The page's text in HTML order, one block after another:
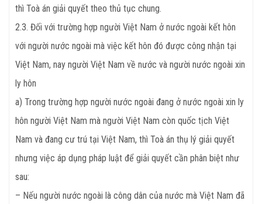
thì Toà án giải quyết theo thủ tục chung.
2.3. Đối với trường hợp người Việt Nam ở nước ngoài kết hôn
với người nước ngoài mà việc kết hôn đó được công nhận tại
Việt Nam, nay người Việt Nam về nước và người nước ngoài xin
ly hôn
a) Trong trường hợp người nước ngoài đang ở nước ngoài xin ly
hôn người Việt Nam mà người Việt Nam còn quốc tịch Việt
Nam và đang cư trú tại Việt Nam, thì Toà án thụ lý giải quyết
nhưng việc áp dụng pháp luật để giải quyết cần phân biệt như
sau:
– Nếu người nước ngoài là công dân của nước mà Việt Nam đã